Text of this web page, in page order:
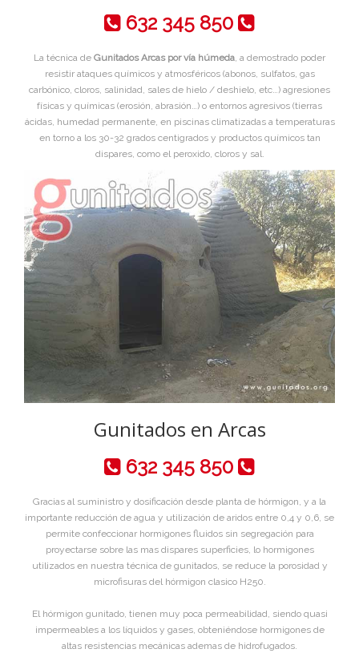
632 345 850
La técnica de Gunitados Arcas por vía húmeda, a demostrado poder
resistir ataques químicos y atmosféricos (abonos, sulfatos, gas
carbónico, cloros, salinidad, sales de hielo / deshielo, etc…) agresiones
físicas y químicas (erosión, abrasión…) o entornos agresivos (tierras
ácidas, humedad permanente, en piscinas climatizadas a temperaturas
en torno a los 30-32 grados centigrados y productos químicos tan
dispares, como el peroxido, cloros y sal.
Gunitados en Arcas
632 345 850
Gracias al suministro y dosificación desde planta de hórmigon, y a la
importante reducción de agua y utilización de aridos entre 0,4 y 0,6, se
permite confeccionar hormigones fluidos sin segregación para
proyectarse sobre las mas dispares superficies, lo hormigones
utilizados en nuestra técnica de gunitados, se reduce la porosidad y
microfisuras del hórmigon clasico H250.
El hórmigon gunitado, tienen muy poca permeabilidad, siendo quasi
impermeables a los líquidos y gases, obteniéndose hormigones de
altas resistencias mecánicas ademas de hidrofugados.